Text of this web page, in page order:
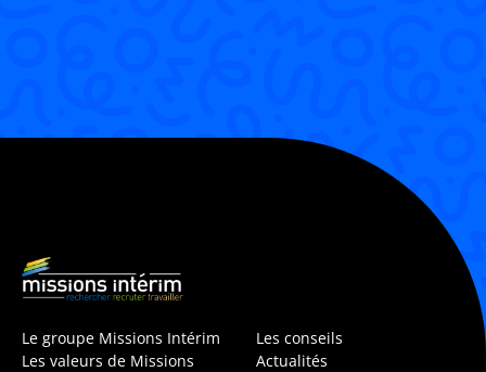
Le groupe Missions Intérim
Les valeurs de Missions
Les conseils
Actualités